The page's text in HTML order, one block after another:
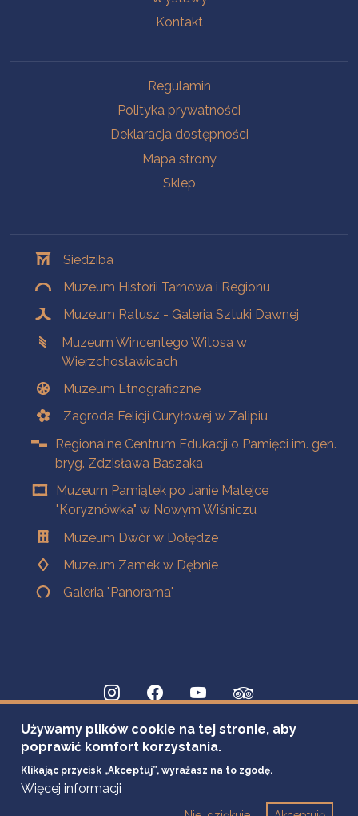
Kontakt
Regulamin
Polityka prywatności
Deklaracja dostępności
Mapa strony
Sklep
Siedziba
Muzeum Historii Tarnowa i Regionu
Muzeum Ratusz - Galeria Sztuki Dawnej
Muzeum Wincentego Witosa w
Wierzchosławicach
Muzeum Etnograficzne
Zagroda Felicji Curyłowej w Zalipiu
Regionalne Centrum Edukacji o Pamięci im. gen.
bryg. Zdzisława Baszaka
Muzeum Pamiątek po Janie Matejce
"Koryznówka" w Nowym Wiśniczu
Muzeum Dwór w Dołędze
Muzeum Zamek w Dębnie
Galeria "Panorama"
Używamy plików cookie na tej stronie, aby
poprawić komfort korzystania.
Klikając przycisk „Akceptuj”, wyrażasz na to zgodę.
Więcej informacji